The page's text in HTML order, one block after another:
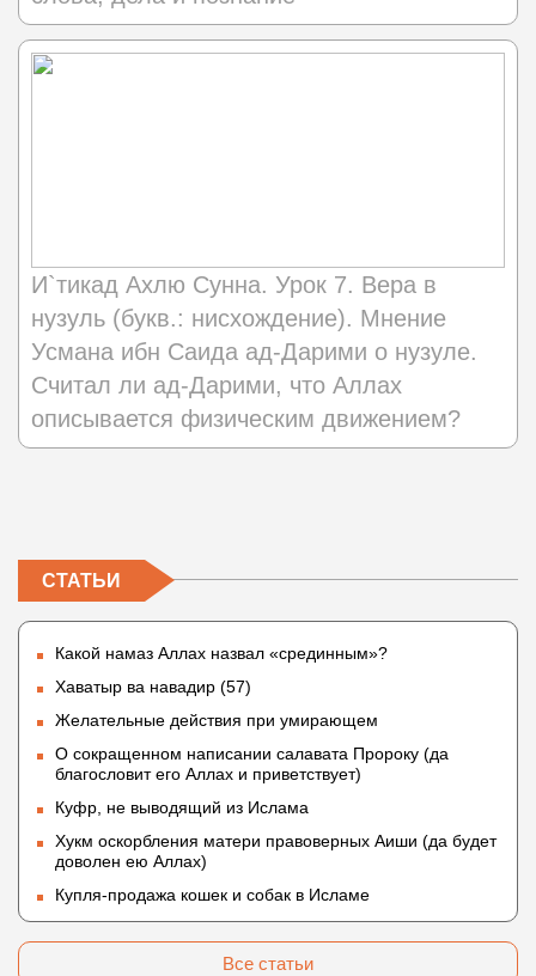
И`тикад Ахлю Сунна. Урок 7. Вера в
нузуль (букв.: нисхождение). Мнение
Усмана ибн Саида ад-Дарими о нузуле.
Считал ли ад-Дарими, что Аллах
описывается физическим движением?
СТАТЬИ
Какой намаз Аллах назвал «срединным»?
Хаватыр ва навадир (57)
Желательные действия при умирающем
О сокращенном написании салавата Пророку (да
благословит его Аллах и приветствует)
Куфр, не выводящий из Ислама
Хукм оскорбления матери правоверных Аиши (да будет
доволен ею Аллах)
Купля-продажа кошек и собак в Исламе
Все статьи